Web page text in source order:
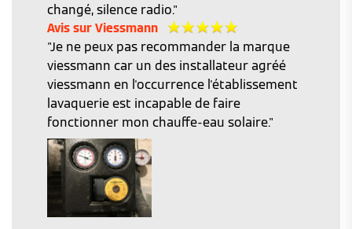
changé, silence radio."
Avis sur Viessmann
"Je ne peux pas recommander la marque
viessmann car un des installateur agréé
viessmann en l'occurrence l'établissement
lavaquerie est incapable de faire
fonctionner mon chauffe-eau solaire."